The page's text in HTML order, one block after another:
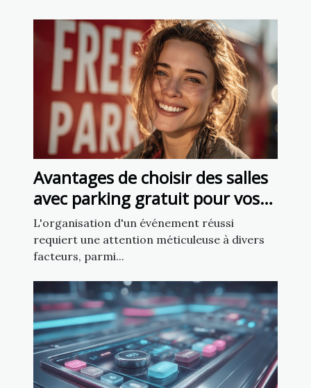
Avantages de choisir des salles
avec parking gratuit pour vos
événements
L'organisation d'un événement réussi
requiert une attention méticuleuse à divers
facteurs, parmi...